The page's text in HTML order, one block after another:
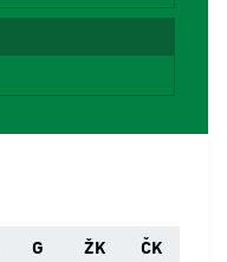
G ŽK ČK